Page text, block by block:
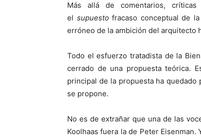
Más allá de comentarios,
el supuestofracaso conceptual de
erróneo de la ambición del arquitecto
Todo el esfuerzo tratadista de la
cerrado de una propuesta teórica.
principal de la propuesta ha
se propone.
No es de extrañar que una de las
Koolhaas fuera la de Peter